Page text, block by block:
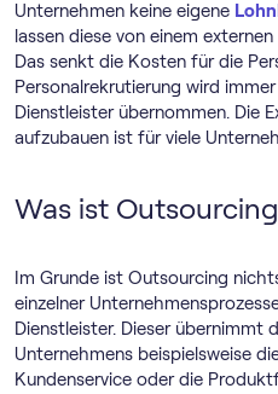
Unternehmen keine eigene
lassen diese von einem
Das senkt die Kosten für die
Personalrekrutierung wird
Dienstleister übernommen. Die
aufzubauen ist für viele
Was ist
Im Grunde ist Outsourcing
einzelner
Dienstleister. Dieser übernimmt
Unternehmens beispielsweise
Kundenservice oder die